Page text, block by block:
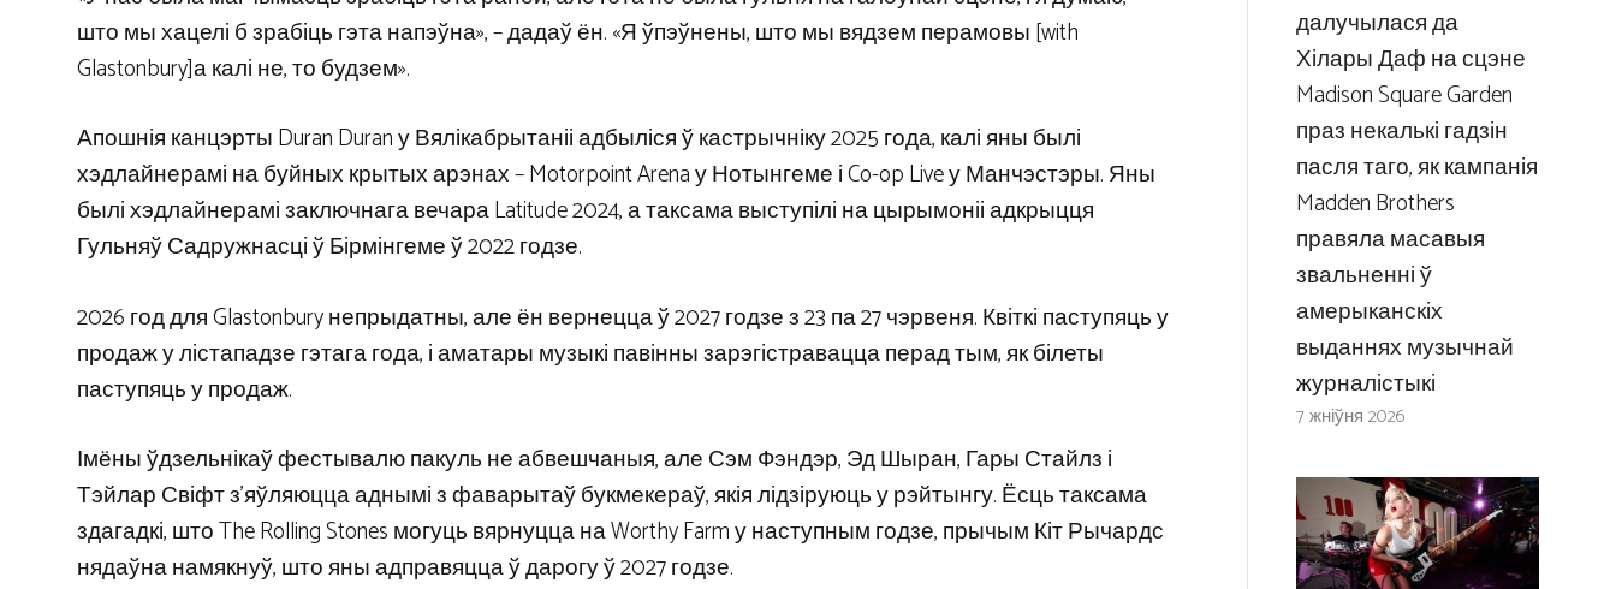
што мы хацелі б зрабіць гэта напэўна», – дадаў ён. «Я ўпэўнены, што мы вядзем перамовы [with
Glastonbury]а калі не, то будзем».
Апошнія канцэрты Duran Duran у Вялікабрытаніі адбыліся ў кастрычніку 2025 года, калі яны былі
хэдлайнерамі на буйных крытых арэнах – Motorpoint Arena у Нотынгеме і Co-op Live у Манчэстэры. Яны
былі хэдлайнерамі заключнага вечара Latitude 2024, а таксама выступілі на цырымоніі адкрыцця
Гульняў Садружнасці ў Бірмінгеме ў 2022 годзе.
2026 год для Glastonbury непрыдатны, але ён вернецца ў 2027 годзе з 23 па 27 чэрвеня. Квіткі паступяць у
продаж у лістападзе гэтага года, і аматары музыкі павінны зарэгістравацца перад тым, як білеты
паступяць у продаж.
Імёны ўдзельнікаў фестывалю пакуль не абвешчаныя, але Сэм Фэндэр, Эд Шыран, Гары Стайлз і
Тэйлар Свіфт з’яўляюцца аднымі з фаварытаў букмекераў, якія лідзіруюць у рэйтынгу. Ёсць таксама
здагадкі, што The Rolling Stones могуць вярнуцца на Worthy Farm у наступным годзе, прычым Кіт Рычардс
нядаўна намякнуў, што яны адправяцца ў дарогу ў 2027 годзе.
далучылася да
Хілары Даф на сцэне
Madison Square Garden
праз некалькі гадзін
пасля таго, як кампанія
Madden Brothers
правяла масавыя
звальненні ў
амерыканскіх
выданнях музычнай
журналістыкі
7 жніўня 2026